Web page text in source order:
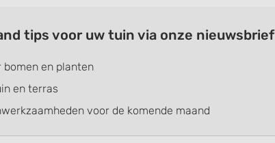
tips voor uw tuin via onze nieuwsbrief
en planten
en terras
voor de komende maand